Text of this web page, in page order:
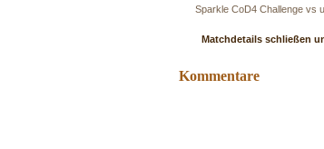
Sparkle CoD4 Challenge vs
Matchdetails schließen
Kommentare